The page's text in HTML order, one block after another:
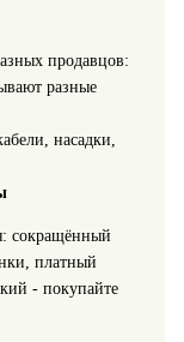
продавцов:
разные
насадки,
сокращённый
платный
- покупайте